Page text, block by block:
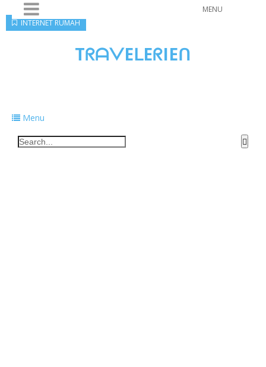
MENU
TᖇᗩᐯEᒪEᖇIEᑎ
Menu
INTERNET RUMAH